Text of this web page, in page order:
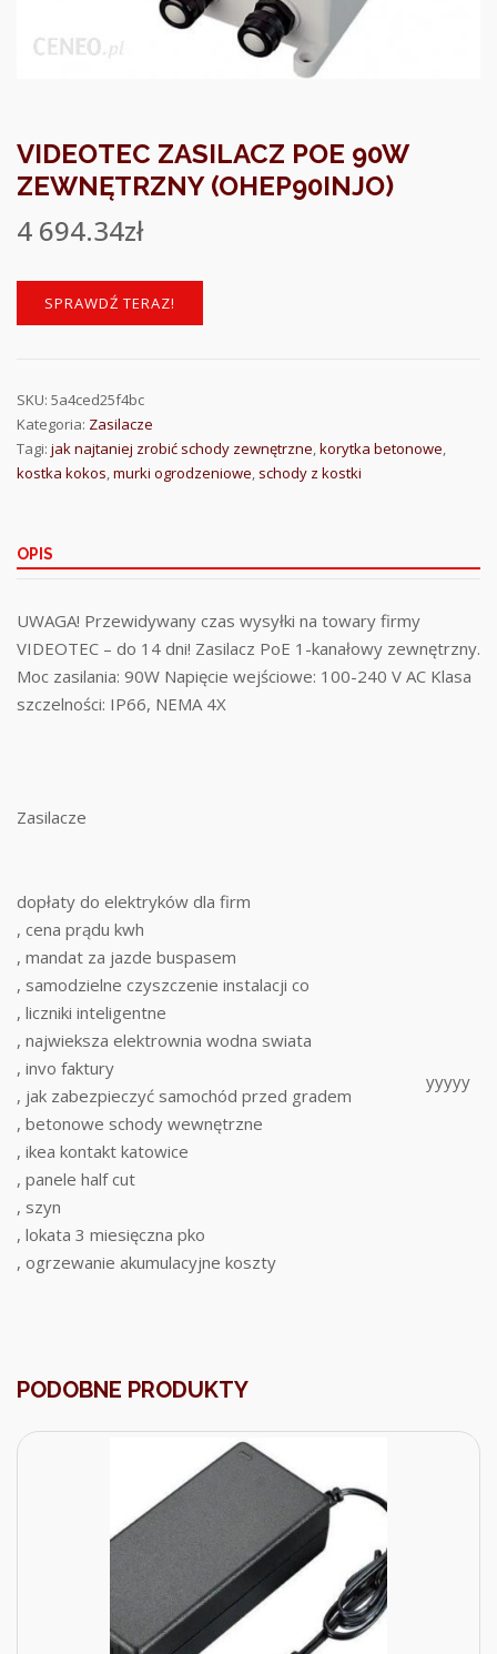
VIDEOTEC ZASILACZ POE 90W
ZEWNĘTRZNY (OHEP90INJO)
4 694.34zł
SPRAWDŹ TERAZ!
SKU: 5a4ced25f4bc
Kategoria: Zasilacze
Tagi: jak najtaniej zrobić schody zewnętrzne,korytka betonowe,
kostka kokos,murki ogrodzeniowe, schody z kostki
OPIS
UWAGA! Przewidywany czas wysyłki na towary firmy
VIDEOTEC – do 14 dni! Zasilacz PoE 1-kanałowy zewnętrzny.
Moc zasilania: 90W Napięcie wejściowe: 100-240 V AC Klasa
szczelności: IP66, NEMA 4X
Zasilacze
dopłaty do elektryków dla firm
, cena prądu kwh
, mandat za jazde buspasem
, samodzielne czyszczenie instalacji co
, liczniki inteligentne
, najwieksza elektrownia wodna swiata
, invo faktury
, jak zabezpieczyć samochód przed gradem
, betonowe schody wewnętrzne
, ikea kontakt katowice
, panele half cut
, szyn
, lokata 3 miesięczna pko
, ogrzewanie akumulacyjne koszty
yyyyy
PODOBNE PRODUKTY